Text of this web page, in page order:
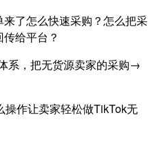
了怎么快速采购？怎么把采
给平台？
系，把无货源卖家的采购→
作让卖家轻松做TikTok无